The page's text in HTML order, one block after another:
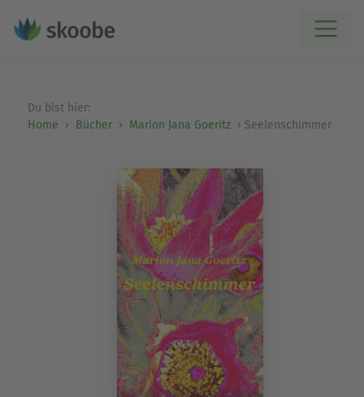
Du bist hier:
Home
Bücher Marion Jana Goeritz Seelenschimmer